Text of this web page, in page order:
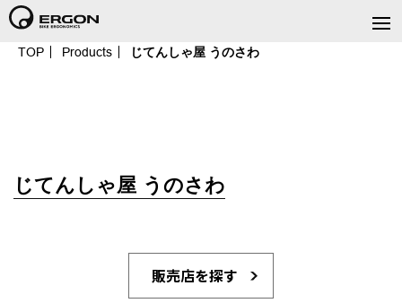
TOP Products じてんしゃ屋 うのさわ
じてんしゃ屋 うのさわ
販売店を探す